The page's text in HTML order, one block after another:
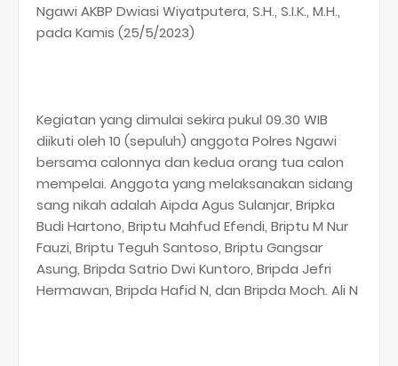
Ngawi AKBP Dwiasi Wiyatputera, S.H., S.I.K., M.H.,
pada Kamis (25/5/2023)
Kegiatan yang dimulai sekira pukul 09.30 WIB
diikuti oleh 10 (sepuluh) anggota Polres Ngawi
bersama calonnya dan kedua orang tua calon
mempelai. Anggota yang melaksanakan sidang
sang nikah adalah Aipda Agus Sulanjar, Bripka
Budi Hartono, Briptu Mahfud Efendi, Briptu M Nur
Fauzi, Briptu Teguh Santoso, Briptu Gangsar
Asung, Bripda Satrio Dwi Kuntoro, Bripda Jefri
Hermawan, Bripda Hafid N, dan Bripda Moch. Ali N